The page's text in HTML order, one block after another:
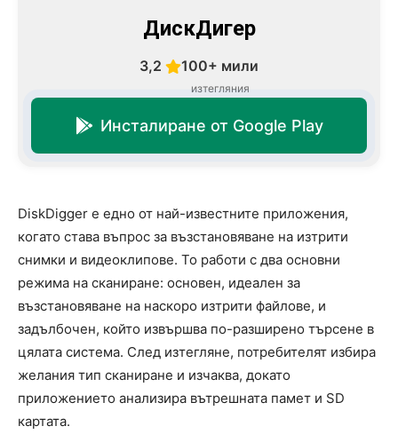
ДискДигер
3,2 100+ мили
изтегляния
Инсталиране от Google Play
DiskDigger е едно от най-известните приложения,
когато става въпрос за възстановяване на изтрити
снимки и видеоклипове. То работи с два основни
режима на сканиране: основен, идеален за
възстановяване на наскоро изтрити файлове, и
задълбочен, който извършва по-разширено търсене в
цялата система. След изтегляне, потребителят избира
желания тип сканиране и изчаква, докато
приложението анализира вътрешната памет и SD
картата.